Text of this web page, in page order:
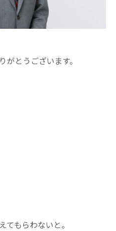
がとうございます。
てもらわないと。